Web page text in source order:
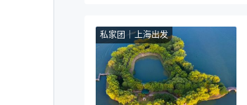
私家团 上海出发